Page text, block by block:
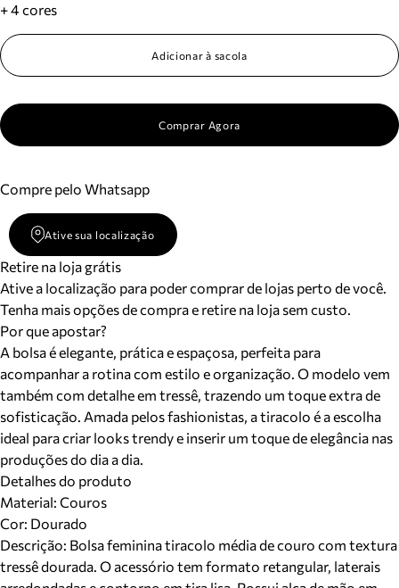
+ 4 cores
Adicionar à sacola
Comprar Agora
Compre pelo Whatsapp
Ative sua localização
Retire na loja grátis
Ative a localização para poder comprar de lojas perto de você.
Tenha mais opções de compra e retire na loja sem custo.
Por que apostar?
A bolsa é elegante, prática e espaçosa, perfeita para
acompanhar a rotina com estilo e organização. O modelo vem
também com detalhe em tressê, trazendo um toque extra de
sofisticação. Amada pelos fashionistas, a tiracolo é a escolha
ideal para criar looks trendy e inserir um toque de elegância nas
produções do dia a dia.
Detalhes do produto
Material: Couros
Cor: Dourado
Descrição: Bolsa feminina tiracolo média de couro com textura
tressê dourada. O acessório tem formato retangular, laterais